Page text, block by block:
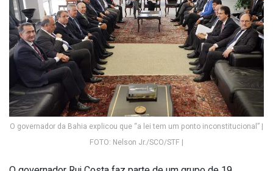
O governador da Bahia explicou que “a lei tem um ponto inconstitucional” |
FOTO: Nelson Jr./SCO/STF |